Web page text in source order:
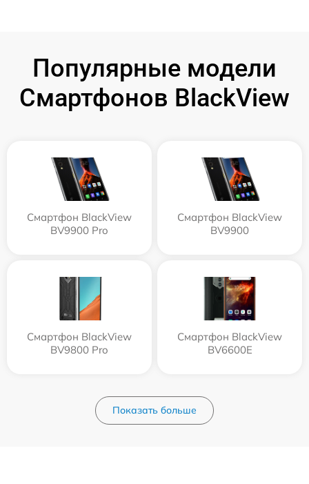
Популярные модели
Смартфонов BlackView
Смартфон BlackView
BV9900 Pro
Смартфон BlackView
BV9900
Смартфон BlackView
BV9800 Pro
Смартфон BlackView
BV6600E
Показать больше